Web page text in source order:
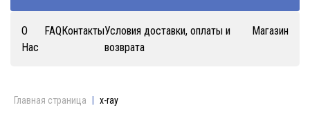
О
Нас
FAQКонтактыУсловия доставки, оплаты и
возврата
Магазин
Главная страница x-ray